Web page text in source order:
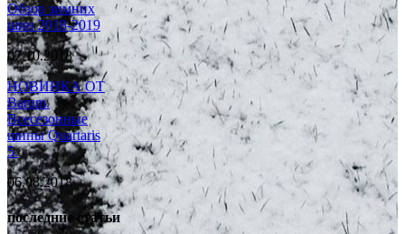
Обзор зимних
шин 2018-2019
07.10.2018
НОВИНКА ОТ
Barum.
Всесезонные
шины Quartaris
5.
06.08.2018
последние статьи